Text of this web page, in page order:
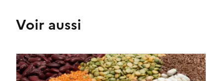
Voir aussi